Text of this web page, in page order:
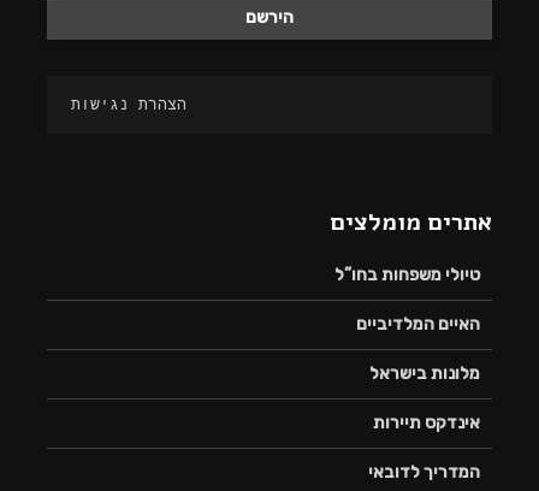
הצהרת נגישות
אתרים מומלצים
טיולי משפחות בחו”ל
האיים המלדיביים
מלונות בישראל
אינדקס תיירות
המדריך לדובאי